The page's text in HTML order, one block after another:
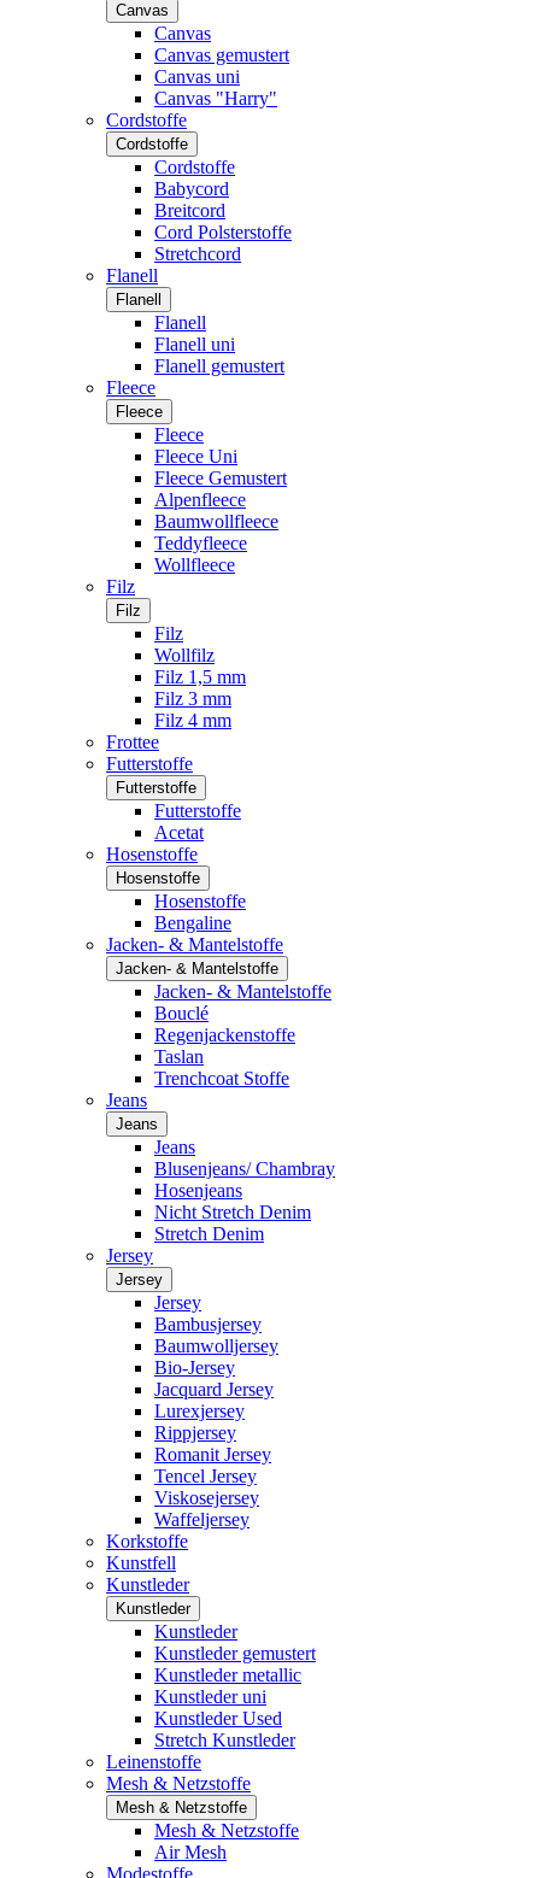
Canvas
Canvas
Canvas gemustert
Canvas uni
Canvas "Harry"
Cordstoffe
Cordstoffe
Cordstoffe
Babycord
Breitcord
Cord Polsterstoffe
Stretchcord
Flanell
Flanell
Flanell
Flanell uni
Flanell gemustert
Fleece
Fleece
Fleece
Fleece Uni
Fleece Gemustert
Alpenfleece
Baumwollfleece
Teddyfleece
Wollfleece
Filz
Filz
Filz
Wollfilz
Filz 1,5 mm
Filz 3 mm
Filz 4 mm
Frottee
Futterstoffe
Futterstoffe
Futterstoffe
Acetat
Hosenstoffe
Hosenstoffe
Hosenstoffe
Bengaline
Jacken- & Mantelstoffe
Jacken- & Mantelstoffe
Jacken- & Mantelstoffe
Bouclé
Regenjackenstoffe
Taslan
Trenchcoat Stoffe
Jeans
Jeans
Jeans
Blusenjeans/ Chambray
Hosenjeans
Nicht Stretch Denim
Stretch Denim
Jersey
Jersey
Jersey
Bambusjersey
Baumwolljersey
Bio-Jersey
Jacquard Jersey
Lurexjersey
Rippjersey
Romanit Jersey
Tencel Jersey
Viskosejersey
Waffeljersey
Korkstoffe
Kunstfell
Kunstleder
Kunstleder
Kunstleder
Kunstleder gemustert
Kunstleder metallic
Kunstleder uni
Kunstleder Used
Stretch Kunstleder
Leinenstoffe
Mesh & Netzstoffe
Mesh & Netzstoffe
Mesh & Netzstoffe
Air Mesh
Modestoffe